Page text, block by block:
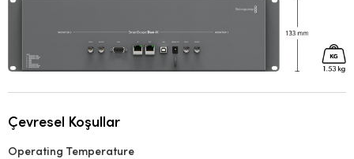
Çevresel Koşullar
Operating Temperature